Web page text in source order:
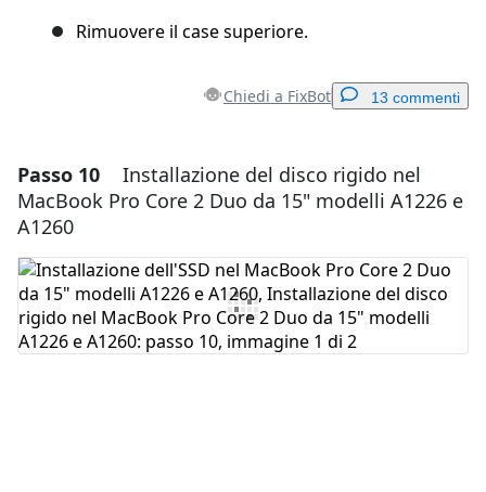
Rimuovere il case superiore.
Chiedi a FixBot 13 commenti
Aggiungi un commento
Aggiungi Commento
Annulla Pubblica commento
Passo 10
Installazione del disco rigido nel
MacBook Pro Core 2 Duo da 15" modelli A1226 e
A1260